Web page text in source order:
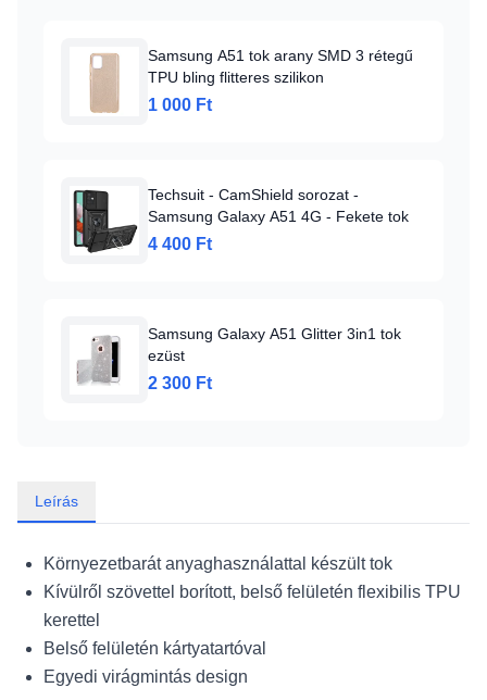
Samsung A51 tok arany SMD 3 rétegű
TPU bling flitteres szilikon
1 000 Ft
Techsuit - CamShield sorozat -
Samsung Galaxy A51 4G - Fekete tok
4 400 Ft
Samsung Galaxy A51 Glitter 3in1 tok
ezüst
2 300 Ft
Leírás
Környezetbarát anyaghasználattal készült tok
Kívülről szövettel borított, belső felületén flexibilis TPU
kerettel
Belső felületén kártyatartóval
Egyedi virágmintás design